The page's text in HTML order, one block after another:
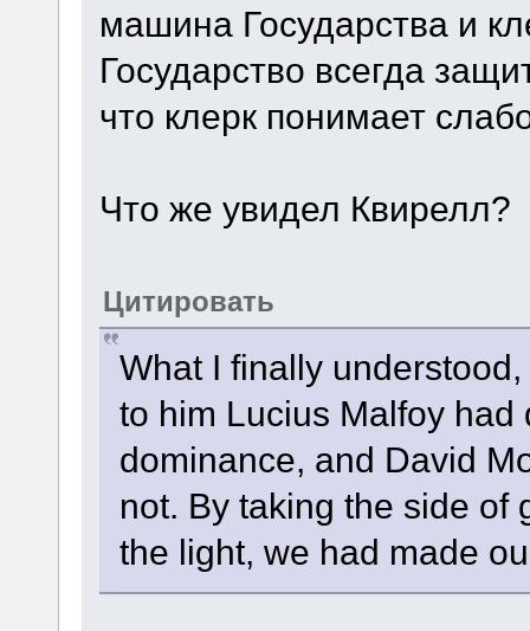
машина Государства и
Государство всегда
что клерк понимает
Что же увидел Квирелл?
Цитировать
What I finally
to him Lucius Malfoy
dominance, and David
not. By taking the side of
the light, we had made